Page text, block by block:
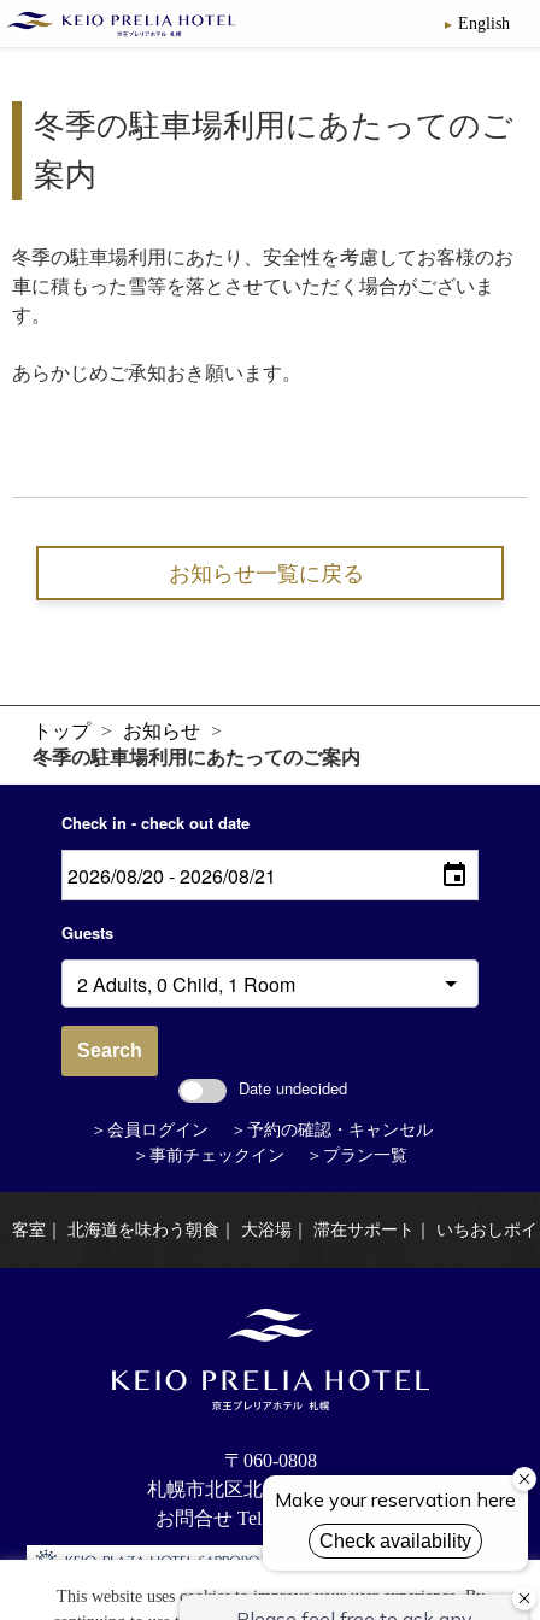
English
冬季の駐車場利用にあたってのご
案内
冬季の駐車場利用にあたり、安全性を考慮してお客様のお
車に積もった雪等を落とさせていただく場合がございま
す。
​あらかじめご承知おき願います。
お知らせ一覧に戻る
トップ > お知らせ >
冬季の駐車場利用にあたってのご案内
Check in - check out date
Guests
Search
Date undecided
＞会員ログイン
＞予約の確認・キャンセル
＞事前チェックイン
＞プラン一覧
客室 北海道を味わう朝食 大浴場 滞在サポート いちおしポ
〒060-0808
札幌市北区北8条西4丁目11-1
お問合せ Tel：011-205-8111
This website uses cookies to improve your user experience. By